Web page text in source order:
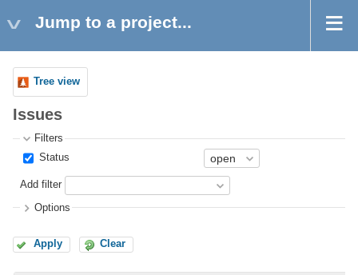
Jump to a project...
Tree view
Issues
Filters
Status
Add filter
Options
Apply Clear